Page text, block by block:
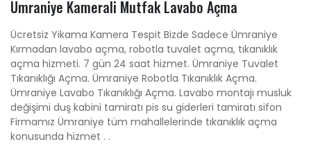
Ümraniye Kamerali Mutfak Lavabo Açma
Ücretsiz Yikama Kamera Tespit Bizde Sadece Ümraniye
Kırmadan lavabo açma, robotla tuvalet açma, tıkanıklık
açma hizmeti. 7 gün 24 saat hizmet. Ümraniye Tuvalet
Tıkanıklığı Açma. Ümraniye Robotla Tıkanıklık Açma.
Ümraniye Lavabo Tıkanıklığı Açma. Lavabo montajı musluk
değişimi duş kabini tamiratı pis su giderleri tamiratı sifon
Firmamız Ümraniye tüm mahallelerinde tıkanıklık açma
konusunda hizmet . .